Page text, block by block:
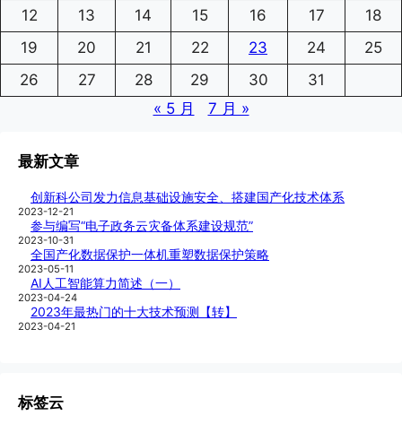
12
13 14 15 16 17
18
19
20 21 22 23 24
25
26
27 28 29 30
31
« 5 月
7 月 »
最新文章
创新科公司发力信息基础设施安全、搭建国产化技术体系
2023-12-21
参与编写“电子政务云灾备体系建设规范”
2023-10-31
全国产化数据保护一体机重塑数据保护策略
2023-05-11
AI人工智能算力简述（一）
2023-04-24
2023年最热门的十大技术预测【转】
2023-04-21
标签云